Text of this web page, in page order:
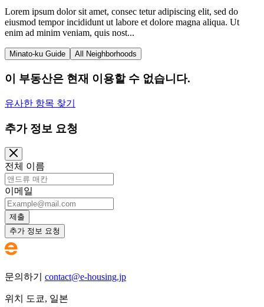
Lorem ipsum dolor sit amet, consec tetur adipiscing elit, sed do
eiusmod tempor incididunt ut labore et dolore magna aliqua. Ut
enim ad minim veniam, quis nost...
Minato-ku Guide All Neighborhoods
이 부동산은 현재 이용할 수 없습니다.
유사한 항목 찾기
추가 정보 요청
전체 이름
이메일
제출
추가 정보 요청
문의하기 contact@e-housing.jp
위치 도쿄, 일본